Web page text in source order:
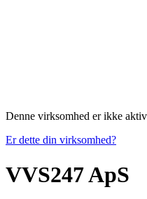
Denne virksomhed er ikke
Er dette din virksomhed?
VVS247 ApS